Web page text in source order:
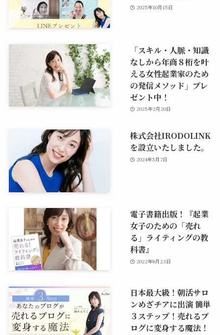
2025年10月15日
「スキル・人脈・知識
なしから年商８桁を叶
える女性起業家のため
の発信メソッド」プレ
ゼント中！
2025年2月20日
株式会社IRODOLINK
を設立いたしました。
2024年5月7日
電子書籍出版！『起業
女子のための「売れ
る」ライティングの教
科書』
2022年8月23日
日本最大級！朝活サロ
ンめざチアに出演 簡単
３ステップ！売れるブ
ログに変身する魔法！